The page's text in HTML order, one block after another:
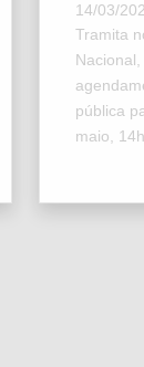
14/03/
Tramita
Nacional,
pública
maio,